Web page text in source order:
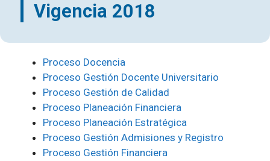
Vigencia 2018
Proceso Docencia
Proceso Gestión Docente Universitario
Proceso Gestión de Calidad
Proceso Planeación Financiera
Proceso Planeación Estratégica
Proceso Gestión Admisiones y Registro
Proceso Gestión Financiera